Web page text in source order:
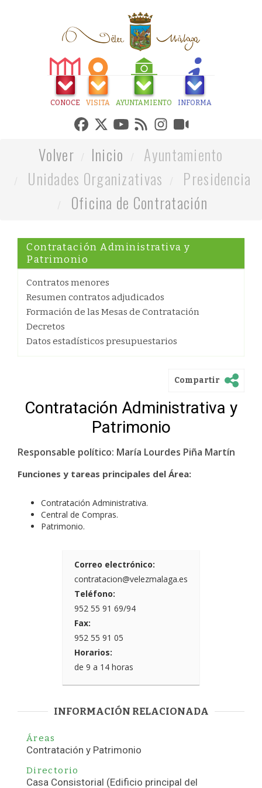
CONOCE VISITA AYUNTAMIENTO INFORMA
Volver Inicio
Ayuntamiento
Unidades Organizativas
Presidencia
Oficina de Contratación
Contratación Administrativa y
Patrimonio
Contratos menores
Resumen contratos adjudicados
Formación de las Mesas de Contratación
Decretos
Datos estadísticos presupuestarios
Compartir
Contratación Administrativa y
Patrimonio
Responsable político: María Lourdes Piña Martín
Funciones y tareas principales del Área:
Contratación Administrativa.
Central de Compras.
Patrimonio.
Correo electrónico:
contratacion@velezmalaga.es
Teléfono:
952 55 91 69/94
Fax:
952 55 91 05
Horarios:
de 9 a 14 horas
INFORMACIÓN RELACIONADA
Áreas
Contratación y Patrimonio
Directorio
Casa Consistorial (Edificio principal del